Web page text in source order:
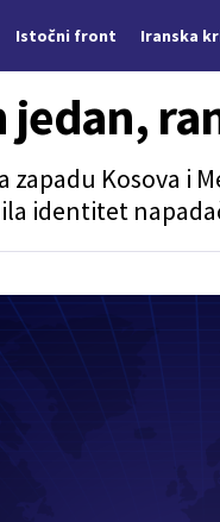
Istočni front Iranska
jedan,
zapadu Kosova i
identitet